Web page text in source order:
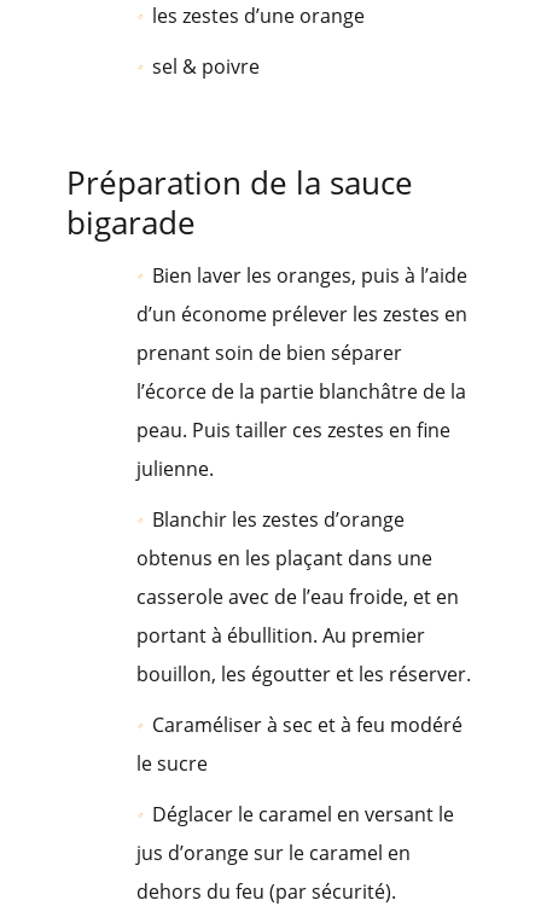
les zestes d’une orange
sel & poivre
Préparation de la sauce
bigarade
Bien laver les oranges, puis à l’aide
d’un économe prélever les zestes en
prenant soin de bien séparer
l’écorce de la partie blanchâtre de la
peau. Puis tailler ces zestes en fine
julienne.
Blanchir les zestes d’orange
obtenus en les plaçant dans une
casserole avec de l’eau froide, et en
portant à ébullition. Au premier
bouillon, les égoutter et les réserver.
Caraméliser à sec et à feu modéré
le sucre
Déglacer le caramel en versant le
jus d’orange sur le caramel en
dehors du feu (par sécurité).